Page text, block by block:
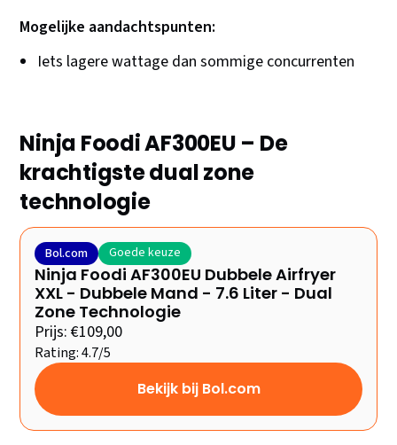
Mogelijke aandachtspunten:
Iets lagere wattage dan sommige concurrenten
Ninja Foodi AF300EU – De
krachtigste dual zone
technologie
Bol.com Goede keuze
Ninja Foodi AF300EU Dubbele Airfryer
XXL - Dubbele Mand - 7.6 Liter - Dual
Zone Technologie
Prijs: €109,00
Rating: 4.7/5
Bekijk bij Bol.com